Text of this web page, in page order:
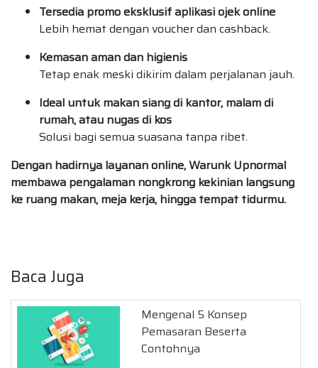
Tersedia promo eksklusif aplikasi ojek online
Lebih hemat dengan voucher dan cashback.
Kemasan aman dan higienis
Tetap enak meski dikirim dalam perjalanan jauh.
Ideal untuk makan siang di kantor, malam di
rumah, atau nugas di kos
Solusi bagi semua suasana tanpa ribet.
Dengan hadirnya layanan online, Warunk Upnormal
membawa pengalaman nongkrong kekinian langsung
ke ruang makan, meja kerja, hingga tempat tidurmu.
Baca Juga
Mengenal 5 Konsep
Pemasaran Beserta
Contohnya